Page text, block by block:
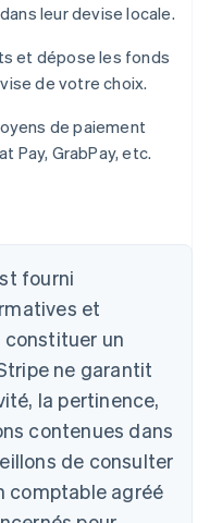
leur devise locale.
et dépose les fonds
de votre choix.
de paiement
Pay, GrabPay, etc.
fourni
et
constituer un
ne garantit
la pertinence,
contenues dans
de consulter
comptable agréé